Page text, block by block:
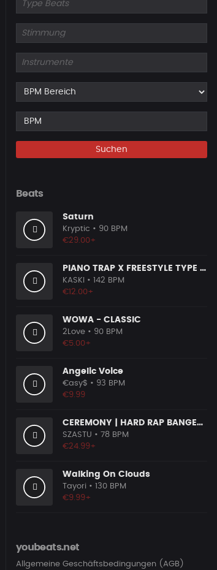
Suchen
Beats
Saturn
Kryptic • 90 BPM
€29.00+
PIANO TRAP X FREESTYLE TYPE BEAT [X6]
KASKI
• 142 BPM
€12.00+
WOWA - CLASSIC
2Love • 90 BPM
€5.00+
Angelic Voice
€asy$ • 93 BPM
€9.99
CEREMONY | HARD RAP BANGER BEAT
SZASTU • 78 BPM
€24.99+
Walking On Clouds
Tayori • 130 BPM
€9.99+
youbeats.net
Allgemeine Geschäftsbedingungen (AGB)